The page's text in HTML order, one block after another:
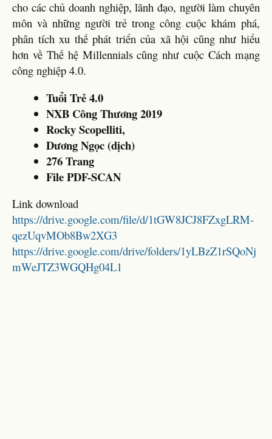
cho các chủ doanh nghiệp, lãnh đạo, người làm chuyên
môn và những người trẻ trong công cuộc khám phá,
phân tích xu thế phát triển của xã hội cũng như hiểu
hơn về Thế hệ Millennials cũng như cuộc Cách mạng
công nghiệp 4.0.
Tuổi Trẻ 4.0
NXB Công Thương 2019
Rocky Scopelliti,
Dương Ngọc (dịch)
276 Trang
File PDF-SCAN
Link download
https://drive.google.com/file/d/1tGW8JCJ8FZxgLRM-
qezUqvMOb8Bw2XG3
https://drive.google.com/drive/folders/1yLBzZ1rSQoNj
mWeJTZ3WGQHg04L1